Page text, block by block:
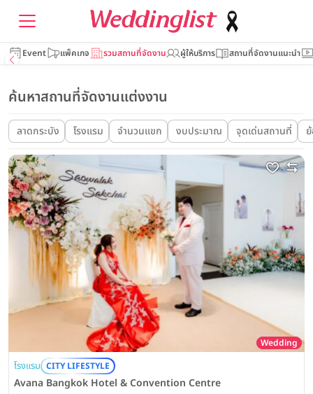
Event แพ็คเกจ รวมสถานที่จัดงาน ผู้ให้บริการ สถานที่จัดงานแนะนำ
ค้นหาสถานที่จัดงานแต่งงาน
ลาดกระบัง โรงแรม จำนวนแขก งบประมาณ จุดเด่นสถานที่
Wedding
โรงแรม CITY LIFESTYLE
Avana Bangkok Hotel & Convention Centre